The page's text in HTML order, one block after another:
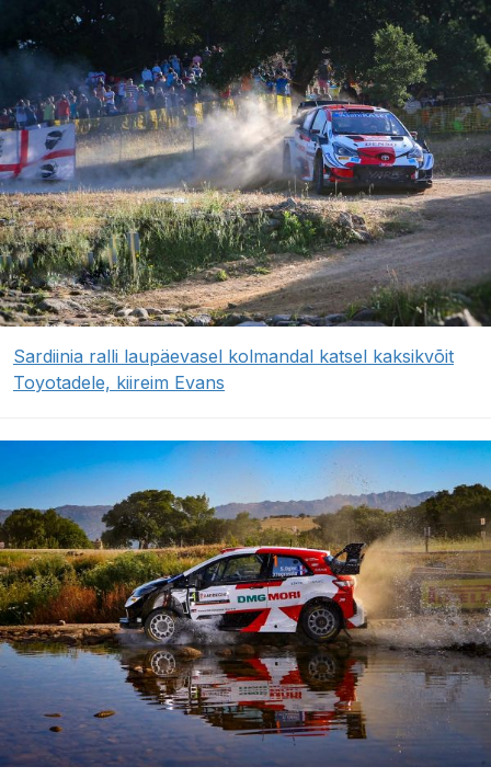
Sardiinia ralli laupäevasel kolmandal katsel kaksikvõit
Toyotadele, kiireim Evans